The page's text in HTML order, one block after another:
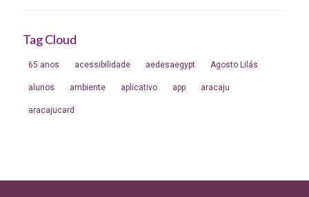
Tag Cloud
65 anos acessibilidade aedesaegypt Agosto Lilás
alunos ambiente aplicativo app aracaju
aracajucard